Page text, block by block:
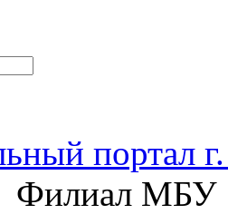
портал
Филиал МБУ